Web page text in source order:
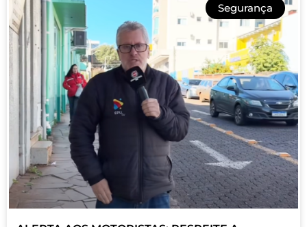
Segurança